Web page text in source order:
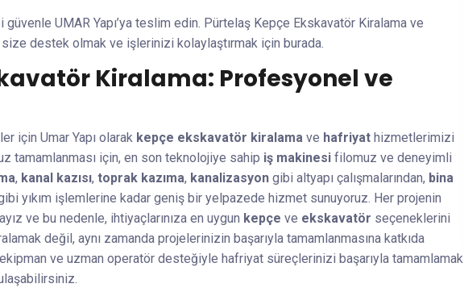
UMAR Yapı’ya teslim edin. Pürtelaş Kepçe Ekskavatör Kiralama ve
destek olmak ve işlerinizi kolaylaştırmak için burada.
Kiralama: Profesyonel ve
için Umar Yapı olarak kepçe ekskavatör kiralama ve hafriyat hizmetlerimizi
tamamlanması için, en son teknolojiye sahip iş makinesi filomuz ve deneyimli
, kanal kazısı, toprak kazıma, kanalizasyon gibi altyapı çalışmalarından, bina
yıkım işlemlerine kadar geniş bir yelpazede hizmet sunuyoruz. Her projenin
ve bu nedenle, ihtiyaçlarınıza en uygun kepçe ve ekskavatör seçeneklerini
değil, aynı zamanda projelerinizin başarıyla tamamlanmasına katkıda
ve uzman operatör desteğiyle hafriyat süreçlerinizi başarıyla tamamlamak